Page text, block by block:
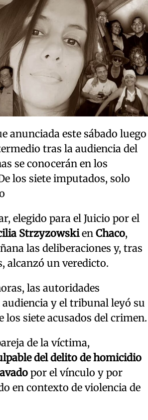
anunciada este sábado luego
tras la audiencia del
se conocerán en los
los siete imputados, solo
elegido para el Juicio por el
Strzyzowskien Chaco,
las deliberaciones y, tras
alcanzó un veredicto.
las autoridades
y el tribunal leyó su
los siete acusados del crimen.
de la víctima,
del delito de homicidio
por el vínculo y por
en contexto de violencia de